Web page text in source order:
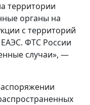
территории
органы на
с территорий
ФТС России
случаи», —